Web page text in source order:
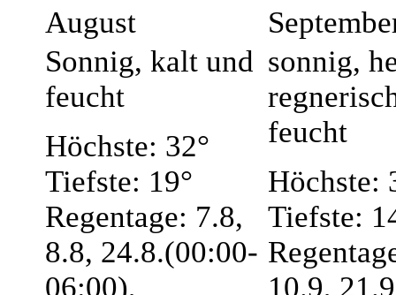
August
Sonnig, kalt und
feucht
Höchste: 32°
Tiefste: 19°
Regentage: 7.8,
8.8, 24.8.(00:00-
06:00),
sonnig,
feucht
Höchste:
Tiefste:
10.9,